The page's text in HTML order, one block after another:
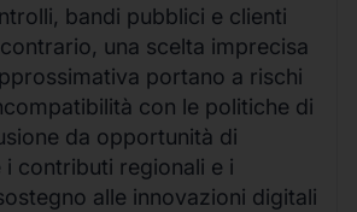
bandi pubblici e clienti
una scelta imprecisa
portano a rischi
con le politiche di
da opportunità di
contributi regionali e i
alle innovazioni digitali